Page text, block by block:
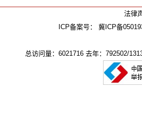
法律
ICP备案号：
冀ICP备
总访问量：6021716 去年：792502/